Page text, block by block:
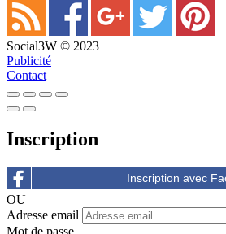
Social3W © 2023
Publicité
Contact
Inscription
OU
Adresse email
Mot de passe